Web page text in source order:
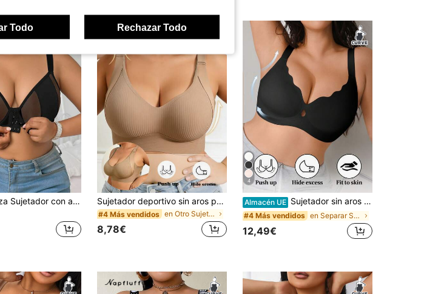
SHEIN 1 pieza Sujetador con aros delanteros Plus talla grande
Sujetador deportivo sin aros para mujer talla grande con ganchos ajustables en la espalda, adecuado para el uso diario, el hogar y el ocio
#4 Más vendidos en Otro Sujetadores y bralettes de talla grande
8,78€
4
Almacén UE Sujetador sin aros con fruncido y copa moldeada, sin costuras, cómodo, soporte suave, sexy, con tirantes anchos y huecos, 1 pieza, talla grande
#4 Más vendidos en Separar Sujetadores de talla grande
12,49€
Todo Rechazar Todo